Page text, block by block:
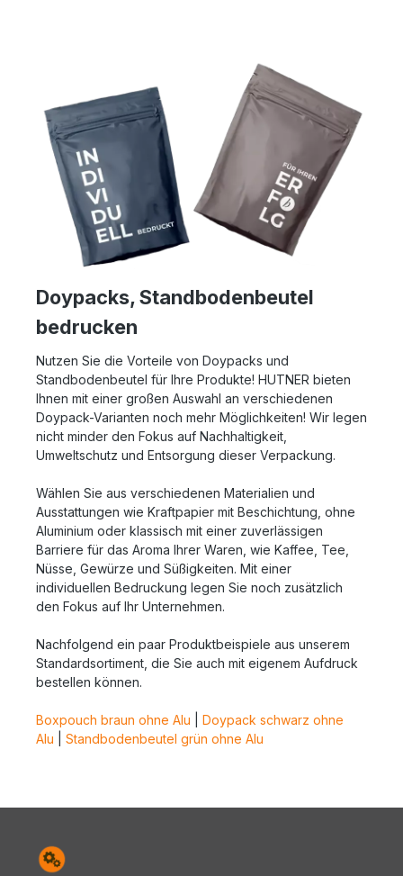
Doypacks, Standbodenbeutel
bedrucken
Nutzen Sie die Vorteile von Doypacks und
Standbodenbeutel für Ihre Produkte! HUTNER bieten
Ihnen mit einer großen Auswahl an verschiedenen
Doypack-Varianten noch mehr Möglichkeiten! Wir legen
nicht minder den Fokus auf Nachhaltigkeit,
Umweltschutz und Entsorgung dieser Verpackung.
Wählen Sie aus verschiedenen Materialien und
Ausstattungen wie Kraftpapier mit Beschichtung, ohne
Aluminium oder klassisch mit einer zuverlässigen
Barriere für das Aroma Ihrer Waren, wie Kaffee, Tee,
Nüsse, Gewürze und Süßigkeiten. Mit einer
individuellen Bedruckung legen Sie noch zusätzlich
den Fokus auf Ihr Unternehmen.
Nachfolgend ein paar Produktbeispiele aus unserem
Standardsortiment, die Sie auch mit eigenem Aufdruck
bestellen können.
Boxpouch braun ohne Alu
Doypack schwarz ohne
Alu
Standbodenbeutel grün ohne Alu